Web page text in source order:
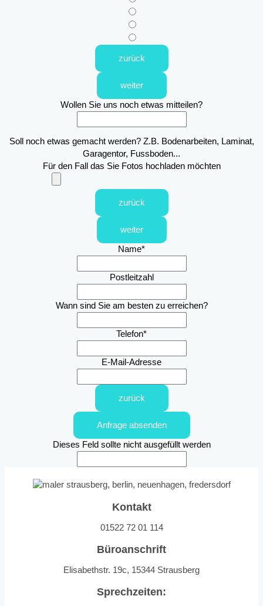
zurück
weiter
Wollen Sie uns noch etwas mitteilen?
Soll noch etwas gemacht werden? Z.B. Bodenarbeiten, Laminat,
Garagentor, Fussboden...
Für den Fall das Sie Fotos hochladen möchten
zurück
weiter
Name*
Postleitzahl
Wann sind Sie am besten zu erreichen?
Telefon*
E-Mail-Adresse
zurück
Anfrage absenden
Dieses Feld sollte nicht ausgefüllt werden
Kontakt
01522 72 01 114
Büroanschrift
Elisabethstr. 19c, 15344 Strausberg
Sprechzeiten: